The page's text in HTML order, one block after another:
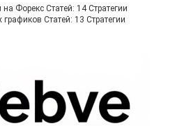
на Форекс Статей: 14 Стратегии
Статей: 13 Стратегии